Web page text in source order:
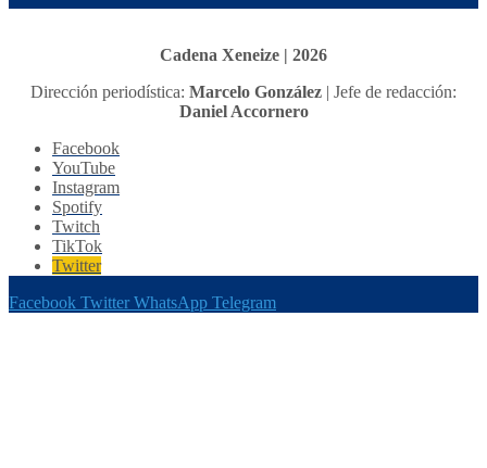
Cadena Xeneize | 2026
Dirección periodística: Marcelo González | Jefe de redacción:
Daniel Accornero
Facebook
YouTube
Instagram
Spotify
Twitch
TikTok
Twitter
Facebook Twitter WhatsApp Telegram